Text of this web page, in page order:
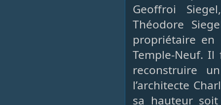
Geoffroi
Théodore
propriétaire
Temple-Neuf.
reconstruire
l’architecte
sa hauteur